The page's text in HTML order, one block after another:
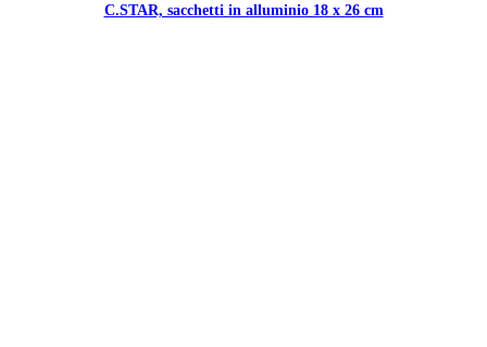
C.STAR, sacchetti in alluminio 18 x 26 cm